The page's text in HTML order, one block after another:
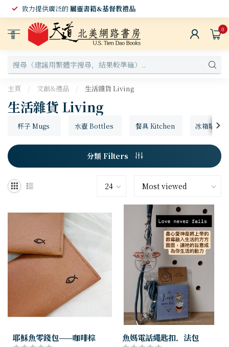
致力提供廣泛的屬靈書籍&基督教禮品
選
單
0
主頁 / 文創&禮品 / 生活雜貨 Living
生活雜貨 Living
杯子 Mugs 水壺 Bottles 餐具 Kitchen 冰箱貼
分類 Filters
耶穌魚零錢包——咖啡棕 魚媽電話繩匙扣．法包